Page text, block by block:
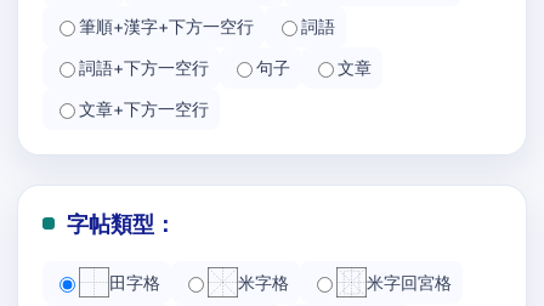
筆順+漢字+下方一空行
詞語
詞語+下方一空行
句子
文章
文章+下方一空行
字帖類型：
田字格 米字格 米字回宮格